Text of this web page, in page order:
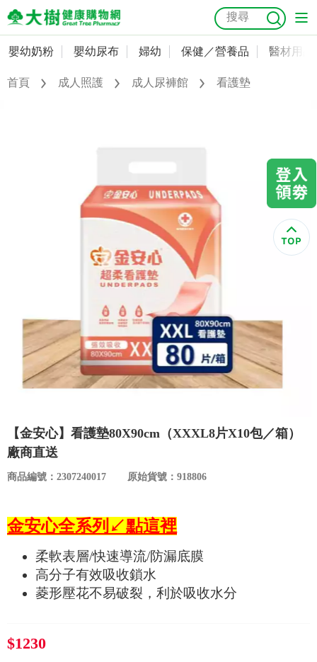
嬰幼奶粉
食品／健康食補
寵物
優惠活動
關於我們
合作提案
購物流程
會員專區
常見問題
會員資料及密碼修改
優惠券查詢
登入
嬰幼奶粉 嬰幼尿布 婦幼 保健／營養品 醫材用品
首頁 成人照護 成人尿褲館 看護墊
【金安心】看護墊80X90cm（XXXL8片X10包／箱）
廠商直送
商品編號：2307240017 原始貨號：918806
金安心全系列↙點這裡
柔軟表層/快速導流/防漏底膜
高分子有效吸收鎖水
菱形壓花不易破裂，利於吸收水分
$1230